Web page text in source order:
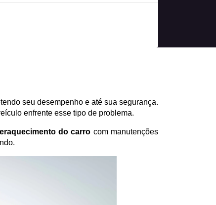
seu desempenho e até sua segurança.
enfrente esse tipo de problema.
do carro com manutenções